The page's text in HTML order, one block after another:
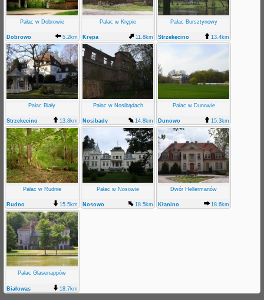
Pałac w Dobrowie
Dobrowo 5.2km
Pałac w Krępie
Krępa 11.8km
Pałac Bursztynowy
Strzekęcino 13.4km
Pałac Biały
Strzekęcino 13.8km
Pałac w Nosibądach
Nosibądy 14.8km
Pałac w Dunowie
Dunowo 15.3km
Pałac w Rudnie
Rudno 15.5km
Pałac w Nosowie
Nosowo 18.5km
Dwór Hellermanów
Kłanino 18.6km
Pałac Glasenappów
Białowąs 18.7km